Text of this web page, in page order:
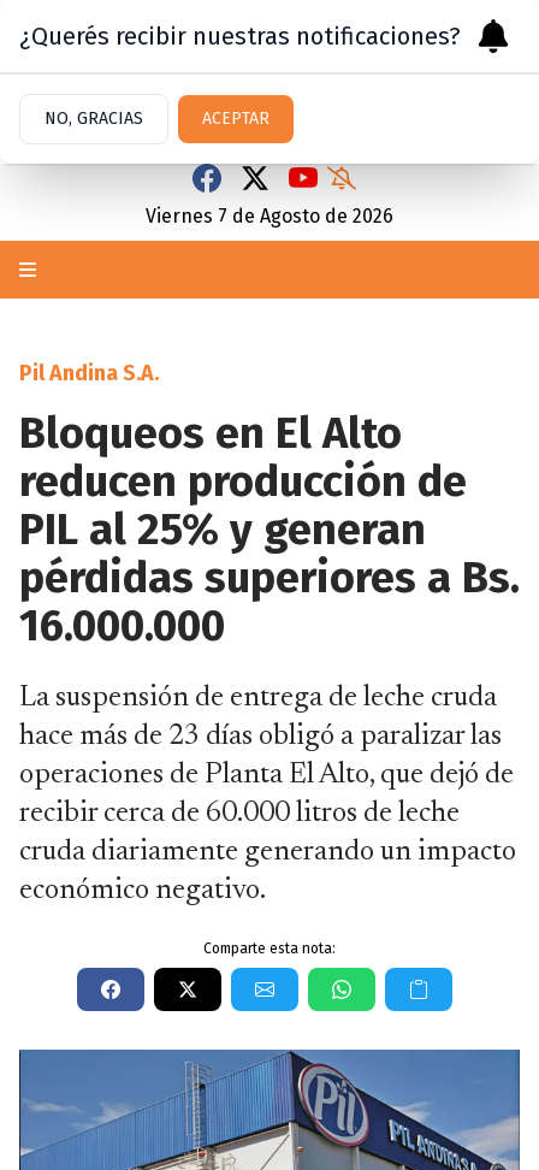
Viernes 7 de Agosto de 2026
Pil Andina S.A.
Bloqueos en El Alto
reducen producción de
PIL al 25% y generan
pérdidas superiores a Bs.
16.000.000
La suspensión de entrega de leche cruda
hace más de 23 días obligó a paralizar las
operaciones de Planta El Alto, que dejó de
recibir cerca de 60.000 litros de leche
cruda diariamente generando un impacto
económico negativo.
Comparte esta nota:
¿Querés recibir nuestras notificaciones?
NO, GRACIAS ACEPTAR